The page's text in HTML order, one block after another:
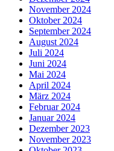
November 2024
Oktober 2024
September 2024
August 2024
Juli 2024
Juni 2024
Mai 2024
April 2024
März 2024
Februar 2024
Januar 2024
Dezember 2023
November 2023